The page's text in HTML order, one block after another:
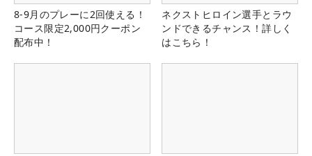
8-9月のプレーに2回使える！
コース限定2,000円クーポン
配布中！
ネクストヒロイン選手とラウ
ンドできるチャンス！詳しく
はこちら！